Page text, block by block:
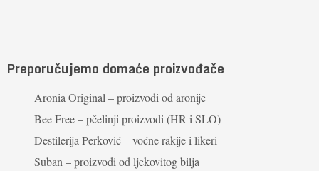
Preporučujemo domaće proizvođače
Aronia Original – proizvodi od aronije
Bee Free – pčelinji proizvodi (HR i SLO)
Destilerija Perković – voćne rakije i likeri
Suban – proizvodi od ljekovitog bilja